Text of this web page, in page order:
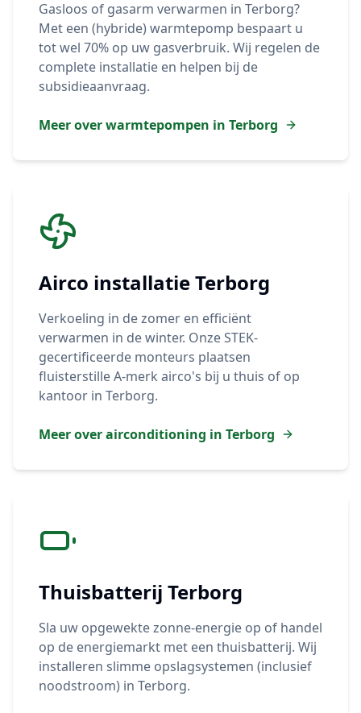
Gasloos of gasarm verwarmen in Terborg?
Met een (hybride) warmtepomp bespaart u
tot wel 70% op uw gasverbruik. Wij regelen de
complete installatie en helpen bij de
subsidieaanvraag.
Meer over warmtepompen in Terborg
Airco installatieTerborg
Verkoeling in de zomer en efficiënt
verwarmen in de winter. Onze STEK-
gecertificeerde monteurs plaatsen
fluisterstille A-merk airco's bij u thuis of op
kantoor in Terborg.
Meer over airconditioning in Terborg
Thuisbatterij Terborg
Sla uw opgewekte zonne-energie op of handel
op de energiemarkt met een thuisbatterij. Wij
installeren slimme opslagsystemen (inclusief
noodstroom) in Terborg.